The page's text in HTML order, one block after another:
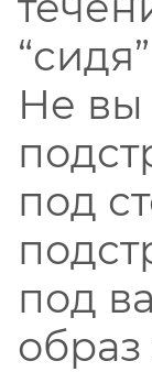
Не вы
под
под